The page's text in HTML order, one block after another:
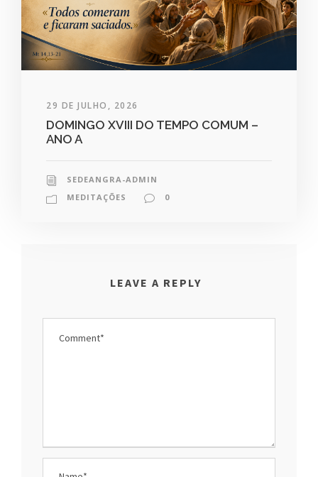
29 DE JULHO, 2026
DOMINGO XVIII DO TEMPO COMUM –
ANO A
SEDEANGRA-ADMIN
MEDITAÇÕES
0
LEAVE A REPLY